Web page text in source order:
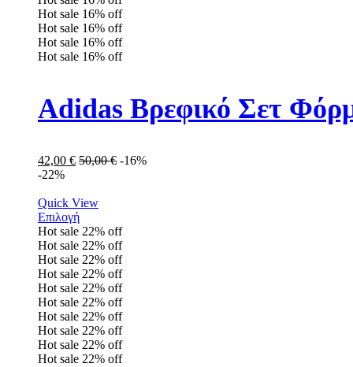
Hot sale 16% off
Hot sale 16% off
Hot sale 16% off
Hot sale 16% off
Adidas Βρεφικό Σετ
42,00 € 50,00€ -16%
-22%
Quick View
Επιλογή
Hot sale 22% off
Hot sale 22% off
Hot sale 22% off
Hot sale 22% off
Hot sale 22% off
Hot sale 22% off
Hot sale 22% off
Hot sale 22% off
Hot sale 22% off
Hot sale 22% off